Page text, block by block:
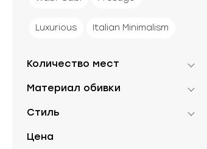
Luxurious Italian Minimalism
Количество мест
Материал обивки
Стиль
Цена